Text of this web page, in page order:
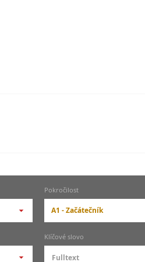
Pokročilost
A1 - Začátečník
-- vyberte pokročilost --
Klíčové slovo